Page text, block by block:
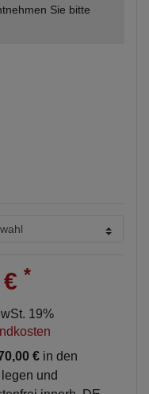
Sie bitte
*
19%
€ in den
und